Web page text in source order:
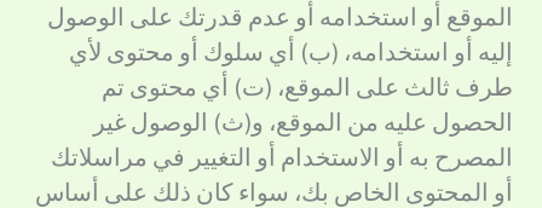
الموقع أو استخدامه أو عدم قدرتك على الوصول
إليه أو استخدامه، (ب) أي سلوك أو محتوى لأي
طرف ثالث على الموقع، (ت) أي محتوى تم
الحصول عليه من الموقع، و(ث) الوصول غير
المصرح به أو الاستخدام أو التغيير في مراسلاتك
أو المحتوى الخاص بك، سواء كان ذلك على أساس